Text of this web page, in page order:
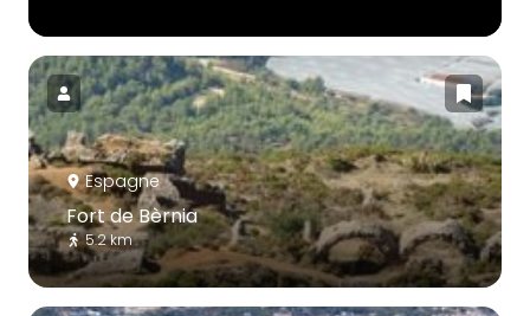
Espagne
Fort de Bèrnia
5.2 km